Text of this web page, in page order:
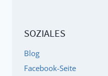
SOZIALES
Blog
Facebook-Seite